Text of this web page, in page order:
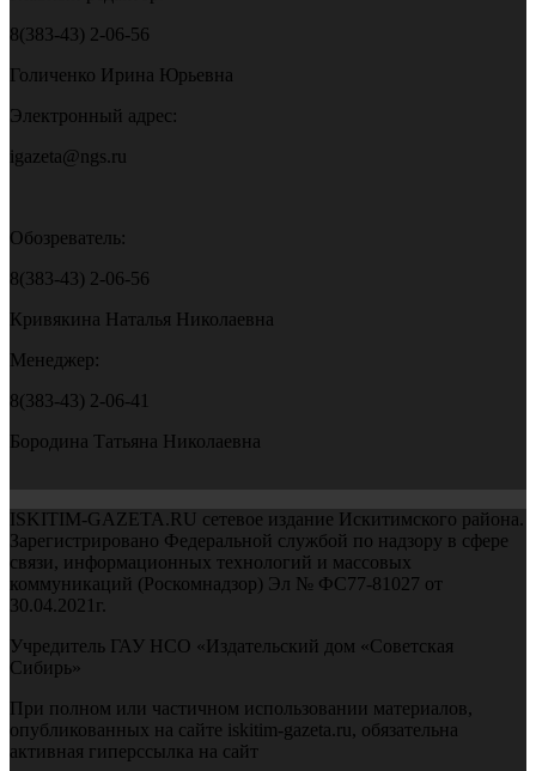
8(383-43) 2-06-56
Голиченко Ирина Юрьевна
Электронный адрес:
igazeta@ngs.ru
Обозреватель:
8(383-43) 2-06-56
Кривякина Наталья Николаевна
Менеджер:
8(383-43) 2-06-41
Бородина Татьяна Николаевна
ISKITIM-GAZETA.RU сетевое издание Искитимского района.
Зарегистрировано Федеральной службой по надзору в сфере
связи, информационных технологий и массовых
коммуникаций (Роскомнадзор) Эл № ФС77-81027 от
30.04.2021г.
Учредитель ГАУ НСО «Издательский дом «Советская
Сибирь»
При полном или частичном использовании материалов,
опубликованных на сайте iskitim-gazeta.ru, обязательна
активная гиперссылка на сайт